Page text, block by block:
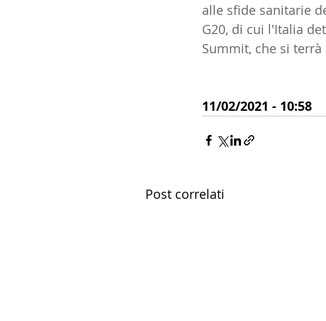
17 - ASSOCIAZIONI 18
alle sfide sanitarie
G20, di cui l'Italia
Summit, che si
11/02/2021 - 10:58
Post correlati